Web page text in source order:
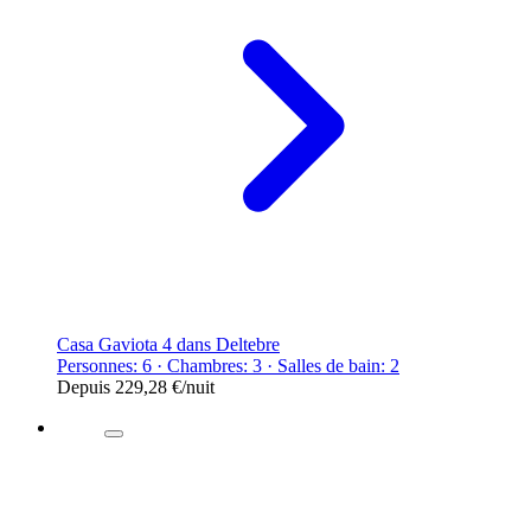
Casa Gaviota 4 dans Deltebre
Personnes: 6 · Chambres: 3 · Salles de bain: 2
Depuis 229,28 €/nuit